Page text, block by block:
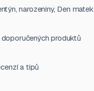
narozeniny, Den matek
produktů
a tipů